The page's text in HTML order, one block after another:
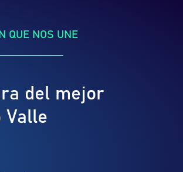
QUE NOS UNE
del mejor
Valle